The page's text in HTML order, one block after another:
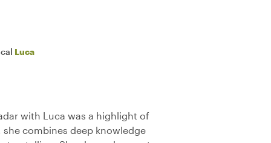
Luca
with Luca was a highlight of
combines deep knowledge